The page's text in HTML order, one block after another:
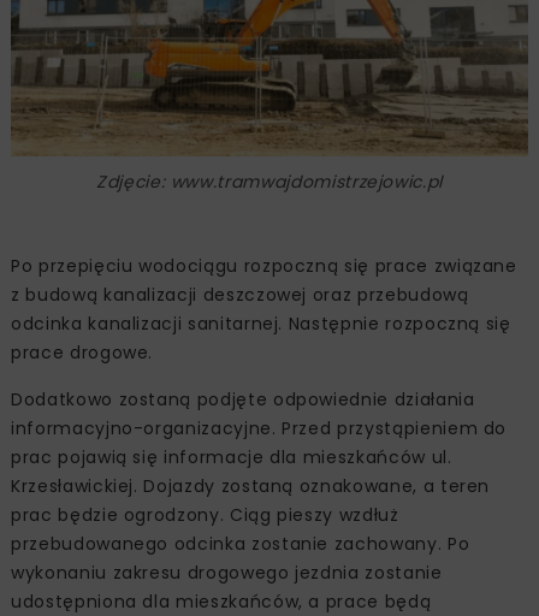
Zdjęcie: www.tramwajdomistrzejowic.pl
Po przepięciu wodociągu rozpoczną się prace związane
z budową kanalizacji deszczowej oraz przebudową
odcinka kanalizacji sanitarnej. Następnie rozpoczną się
prace drogowe.
Dodatkowo zostaną podjęte odpowiednie działania
informacyjno-organizacyjne. Przed przystąpieniem do
prac pojawią się informacje dla mieszkańców ul.
Krzesławickiej. Dojazdy zostaną oznakowane, a teren
prac będzie ogrodzony. Ciąg pieszy wzdłuż
przebudowanego odcinka zostanie zachowany. Po
wykonaniu zakresu drogowego jezdnia zostanie
udostępniona dla mieszkańców, a prace będą